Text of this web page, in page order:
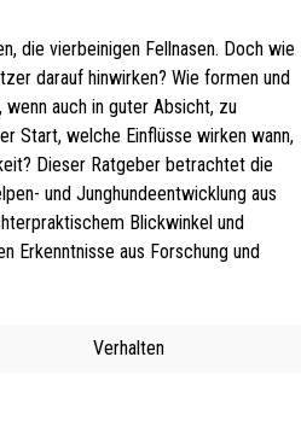
die vierbeinigen Fellnasen. Doch wie
darauf hinwirken? Wie formen und
auch in guter Absicht, zu
Start, welche Einflüsse wirken wann,
Dieser Ratgeber betrachtet die
und Junghundeentwicklung aus
Blickwinkel und
Erkenntnisse aus Forschung und
Verhalten